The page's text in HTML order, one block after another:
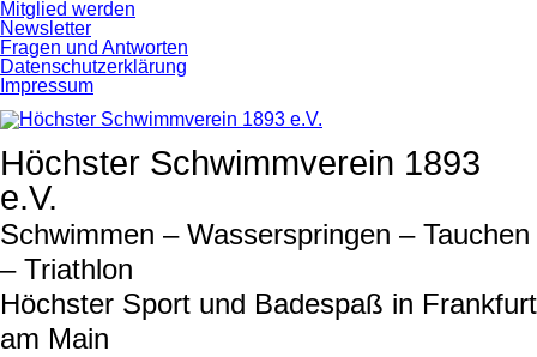
Navigation
überspringen
Mitglied werden
Newsletter
Fragen und Antworten
Datenschutzerklärung
Impressum
Höchster Schwimmverein 1893
e.V.
Schwimmen – Wasserspringen – Tauchen
– Triathlon
Höchster Sport und Badespaß in Frankfurt
am Main